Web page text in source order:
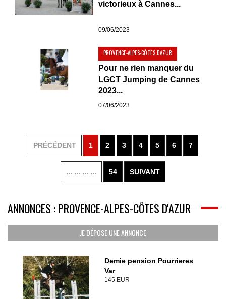
victorieux à Cannes...
09/06/2023
PROVENCE-ALPES-CÔTES D'AZUR
Pour ne rien manquer du
LGCT Jumping de Cannes
2023...
07/06/2023
PRÉCÉDENT 1 2 3 4 5 6 7
... ... ... ... 54 SUIVANT
ANNONCES : PROVENCE-ALPES-CÔTES D'AZUR
JE DÉPOSE UNE ANNONCE
Demie pension Pourrieres
Var
145 EUR